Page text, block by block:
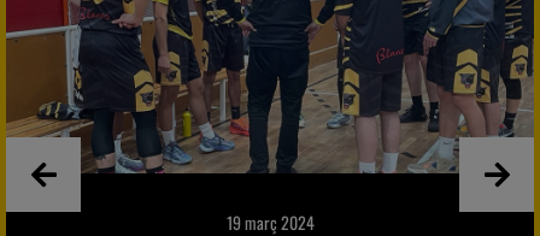
19 març 2024